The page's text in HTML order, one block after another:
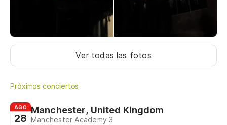
Ver todas las fotos
Próximos conciertos
AGO
28
Manchester, United Kingdom
Manchester Academy 3